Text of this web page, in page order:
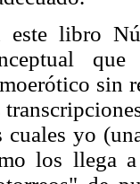
este libro
sin
cuales yo
los llega